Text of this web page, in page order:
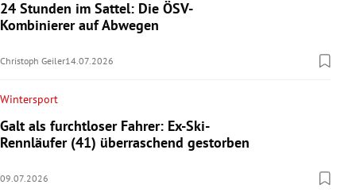
24 Stunden im Sattel: Die ÖSV-
Kombinierer auf Abwegen
Christoph Geiler14.07.2026
Wintersport
Galt als furchtloser Fahrer: Ex-Ski-
Rennläufer (41) überraschend gestorben
09.07.2026